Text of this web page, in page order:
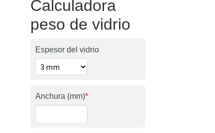
Calculadora
peso de vidrio
Espesor del vidrio
Anchura (mm)*